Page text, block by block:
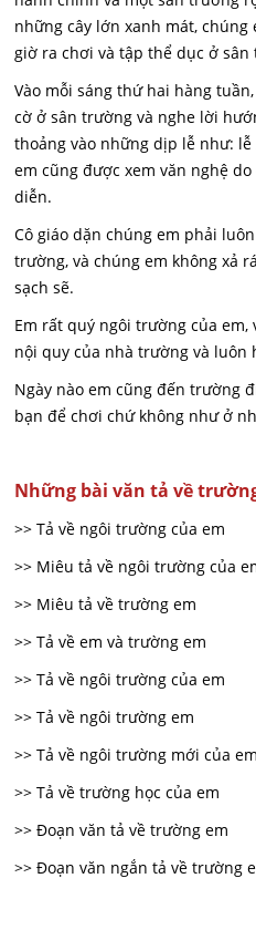
những cây lớn xanh mát,
giờ ra chơi và tập thể dục ở sân
Vào mỗi sáng thứ hai hàng
cờ ở sân trường và nghe lời
thoảng vào những dịp lễ như:
em cũng được xem văn nghệ
diễn.
Cô giáo dặn chúng em phải
trường, và chúng em không xả
sạch sẽ.
Em rất quý ngôi trường của
nội quy của nhà trường và luôn
Ngày nào em cũng đến trường
bạn để chơi chứ không như ở
Những bài văn tả về
>> Tả về ngôi trường của em
>> Miêu tả về ngôi trường của
>> Miêu tả về trường em
>> Tả về em và trường em
>> Tả về ngôi trường của em
>> Tả về ngôi trường em
>> Tả về ngôi trường mới của em
>> Tả về trường học của em
>> Đoạn văn tả về trường em
>> Đoạn văn ngắn tả về trường